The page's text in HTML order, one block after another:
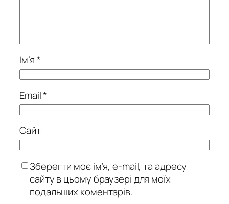
Ім’я*
Email*
Сайт
Зберегти моє ім’я, e-mail, та адресу
сайту в цьому браузері для моїх
подальших коментарів.